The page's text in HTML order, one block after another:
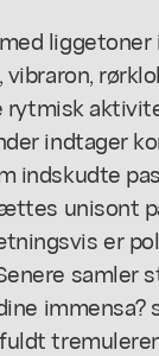
indtager
indskudte
unisont
er
samler
immensa?